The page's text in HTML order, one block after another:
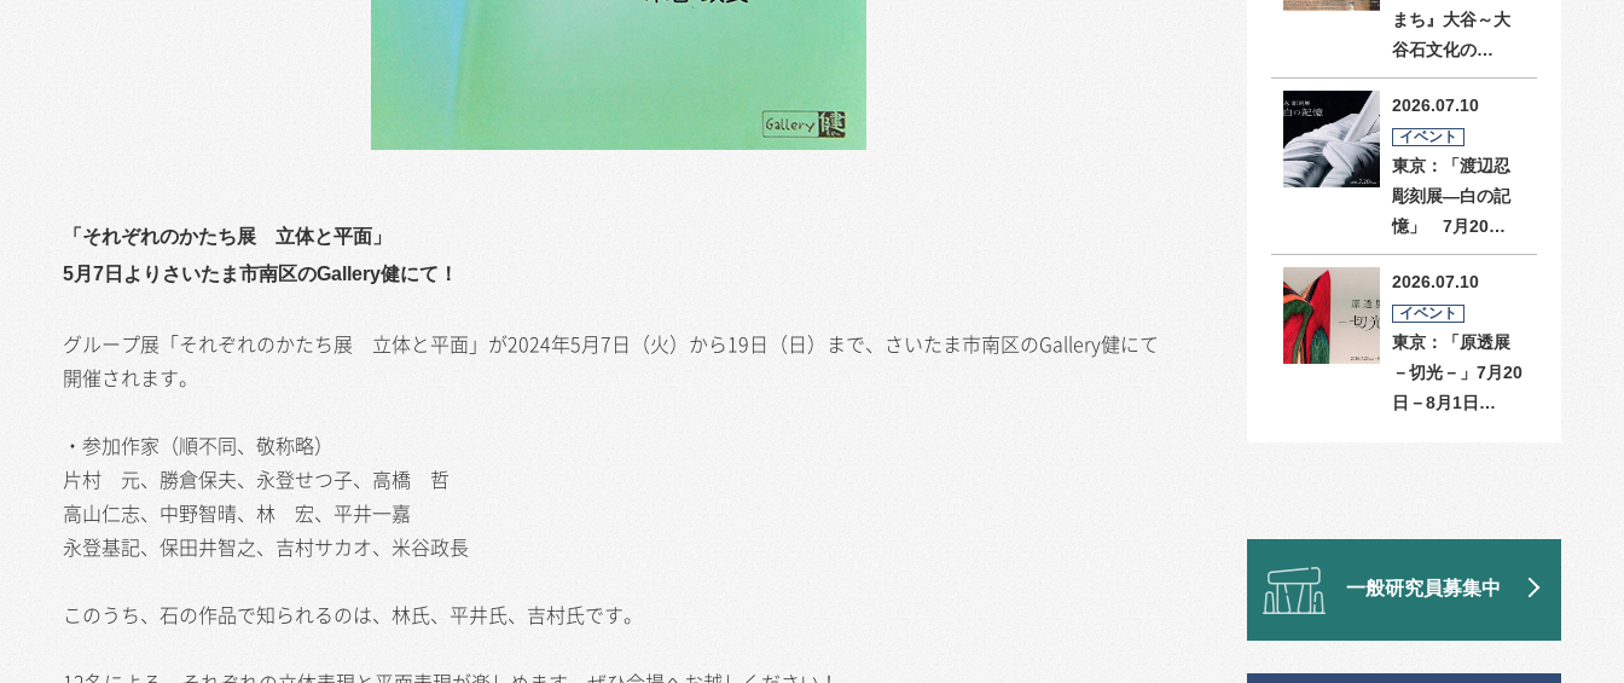
「それぞれのかたち展 立体と平面」
5月7日よりさいたま市南区のGallery健にて！
グループ展「それぞれのかたち展 立体と平面」が2024年5月7日（火）から19日（日）まで、さいたま市南区のGallery健にて
開催されます。
・参加作家（順不同、敬称略）
片村 元、勝倉保夫、永登せつ子、高橋 哲
高山仁志、中野智晴、林 宏、平井一嘉
永登基記、保田井智之、吉村サカオ、米谷政長
このうち、石の作品で知られるのは、林氏、平井氏、吉村氏です。
まち』大谷～大
谷石文化の…
2026.07.10
イベント
東京：「渡辺忍
彫刻展―白の記
憶」 7月20…
2026.07.10
イベント
東京：「原透展
－切光－」7月20
日－8月1日…
一般研究員募集中